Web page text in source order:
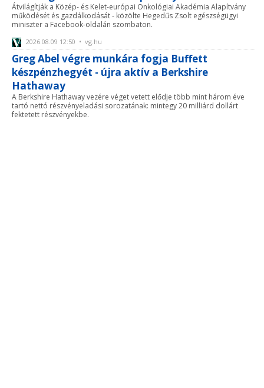
Átvilágítják a Közép- és Kelet-európai Onkológiai Akadémia Alapítvány
működését és gazdálkodását - közölte Hegedűs Zsolt egészségügyi
miniszter a Facebook-oldalán szombaton.
2026.08.09 12:50 • vg.hu
Greg Abel végre munkára fogja Buffett
készpénzhegyét - újra aktív a Berkshire
Hathaway
A Berkshire Hathaway vezére véget vetett elődje több mint három éve
tartó nettó részvényeladási sorozatának: mintegy 20 milliárd dollárt
fektetett részvényekbe.